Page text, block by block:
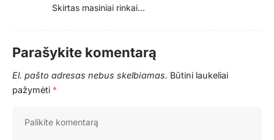
Skirtas masiniai rinkai…
Parašykite komentarą
El. pašto adresas nebus skelbiamas. Būtini laukeliai
pažymėti *